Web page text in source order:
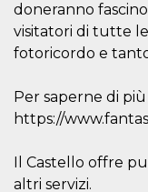
doneranno
visitatori di tutte
fotoricordo e
Per saperne di più
https://
Il Castello offre
altri servizi.
Nombre